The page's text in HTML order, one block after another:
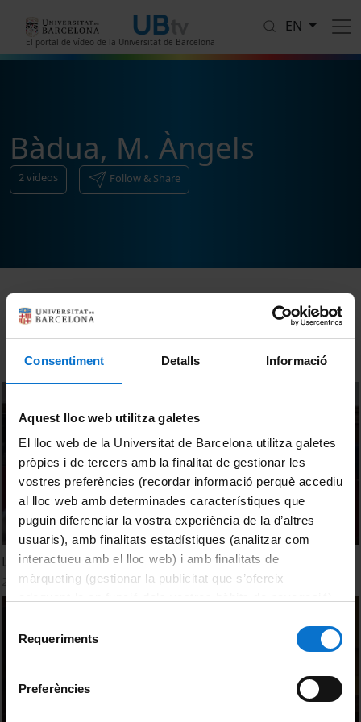
Consentiment Detalls Informació
Aquest lloc web utilitza galetes
El lloc web de la Universitat de Barcelona utilitza galetes
pròpies i de tercers amb la finalitat de gestionar les
vostres preferències (recordar informació perquè accediu
al lloc web amb determinades característiques que
puguin diferenciar la vostra experiència de la d’altres
usuaris), amb finalitats estadístiques (analitzar com
interactueu amb el lloc web) i amb finalitats de
màrqueting (gestionar la publicitat que s’ofereix
consultar laPolítica de galetes del lloc web de la
Requeriments
Preferències
El portal de vídeo de la Universitat de Barcelona
EN
Bàdua, M. Àngels
2videos Follow & Share
Sort
Les fires medievals i el mercat de l'oci, Taula Rodona
2 June, 2009